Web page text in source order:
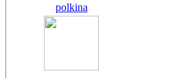
polkina